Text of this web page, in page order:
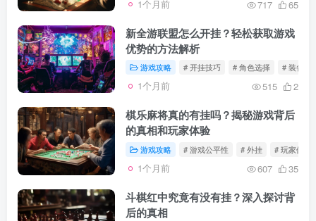
1个月前 717 65
新全游联盟怎么开挂？轻松获取游戏
优势的方法解析
游戏攻略 # 开挂技巧 # 角色选择 # 装备搭
1个月前 515 2
棋乐麻将真的有挂吗？揭秘游戏背后
的真相和玩家体验
游戏攻略 # 游戏公平性 # 外挂 # 玩家体验
1个月前 607 35
斗棋红中究竟有没有挂？深入探讨背
后的真相